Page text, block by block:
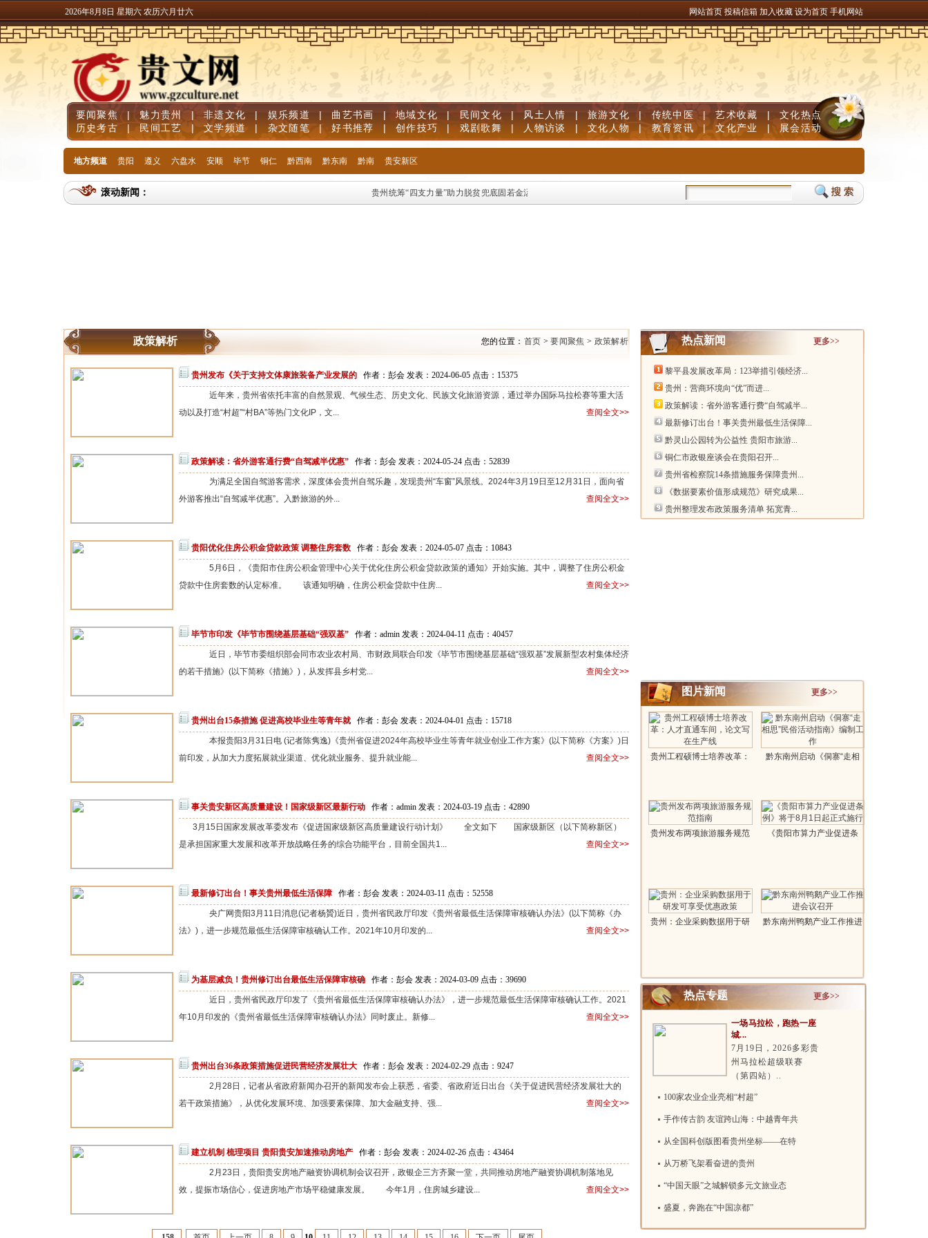
2026年8月8日 星期六 农历六月廿六 网站首页 投稿信箱 加入收藏 设为首页 手机网站
要闻聚焦 | 魅力贵州 | 非遗文化 | 娱乐频道 | 曲艺书画 | 地域文化 | 民间文化 | 风土人情 | 旅游文化 | 传统中医 | 艺术收藏 | 文化热点
历史考古
| 民间工艺 | 文学频道 | 杂文随笔 | 好书推荐 | 创作技巧 | 戏剧歌舞 | 人物访谈 | 文化人物 | 教育资讯 | 文化产业 | 展会活动
地方频道 贵阳 遵义 六盘水 安顺 毕节 铜仁 黔西南 黔东南 黔南 贵安新区
滚动新闻： 贵州统筹“四支力量”助力脱贫兜底固若金汤 播种面积超1150万亩 贵州夏粮生产稳中提质 “江南煤都”超千辆电动重卡穿梭运煤 一场马拉松，跑热一座城
政策解析 您的位置： 首页 >要闻聚焦 > 政策解析
贵州发布《关于支持文体康旅装备产业发展的 作者：彭会 发表：2024-06-05 点击： 15375
近年来，贵州省依托丰富的自然景观、气候生态、历史文化、民族文化旅游资源，通过举办国际马拉松赛等重大活
动以及打造“村超”“村BA”等热门文化IP，文...
查阅全文>>
政策解读：省外游客通行费“自驾减半优惠” 作者：彭会 发表：2024-05-24 点击： 52839
为满足全国自驾游客需求，深度体会贵州自驾乐趣，发现贵州“车窗”风景线。2024年3月19日至12月31日，面向省
外游客推出“自驾减半优惠”。入黔旅游的外...
查阅全文>>
贵阳优化住房公积金贷款政策 调整住房套数 作者：彭会 发表：2024-05-07 点击： 10843
5月6日，《贵阳市住房公积金管理中心关于优化住房公积金贷款政策的通知》开始实施。其中，调整了住房公积金
贷款中住房套数的认定标准。 该通知明确，住房公积金贷款中住房...
查阅全文>>
毕节市印发《毕节市围绕基层基础“强双基” 作者：admin 发表：2024-04-11 点击： 40457
近日，毕节市委组织部会同市农业农村局、市财政局联合印发《毕节市围绕基层基础“强双基”发展新型农村集体经济
的若干措施》(以下简称《措施》)，从发挥县乡村党...
查阅全文>>
贵州出台15条措施 促进高校毕业生等青年就 作者：彭会 发表：2024-04-01 点击： 15718
本报贵阳3月31日电 (记者陈隽逸)《贵州省促进2024年高校毕业生等青年就业创业工作方案》(以下简称《方案》)日
前印发，从加大力度拓展就业渠道、优化就业服务、提升就业能...
查阅全文>>
事关贵安新区高质量建设！国家级新区最新行动 作者：admin 发表：2024-03-19 点击： 42890
3月15日国家发展改革委发布《促进国家级新区高质量建设行动计划》 全文如下 国家级新区（以下简称新区）
是承担国家重大发展和改革开放战略任务的综合功能平台，目前全国共1...
查阅全文>>
最新修订出台！事关贵州最低生活保障 作者：彭会 发表：2024-03-11 点击： 52558
央广网贵阳3月11日消息(记者杨贇)近日，贵州省民政厅印发《贵州省最低生活保障审核确认办法》(以下简称《办
法》)，进一步规范最低生活保障审核确认工作。2021年10月印发的...
查阅全文>>
为基层减负！贵州修订出台最低生活保障审核确 作者：彭会 发表：2024-03-09 点击： 39690
近日，贵州省民政厅印发了《贵州省最低生活保障审核确认办法》，进一步规范最低生活保障审核确认工作。2021
年10月印发的《贵州省最低生活保障审核确认办法》同时废止。新修...
查阅全文>>
贵州出台36条政策措施促进民营经济发展壮大 作者：彭会 发表：2024-02-29 点击： 9247
2月28日，记者从省政府新闻办召开的新闻发布会上获悉，省委、省政府近日出台《关于促进民营经济发展壮大的
若干政策措施》，从优化发展环境、加强要素保障、加大金融支持、强...
查阅全文>>
建立机制 梳理项目 贵阳贵安加速推动房地产 作者：彭会 发表：2024-02-26 点击： 43464
2月23日，贵阳贵安房地产融资协调机制会议召开，政银企三方齐聚一堂，共同推动房地产融资协调机制落地见
效，提振市场信心，促进房地产市场平稳健康发展。 今年1月，住房城乡建设...
查阅全文>>
热点新闻 更多>>
黎平县发展改革局：123举措引领经济...
贵州：营商环境向“优”而进...
政策解读：省外游客通行费“自驾减半...
最新修订出台！事关贵州最低生活保障...
黔灵山公园转为公益性 贵阳市旅游...
铜仁市政银座谈会在贵阳召开...
贵州省检察院14条措施服务保障贵州...
《数据要素价值形成规范》研究成果...
贵州整理发布政策服务清单 拓宽青...
图片新闻 更多>>
贵州工程硕博士培养改革：
黔东南州启动《侗寨“走相
贵州发布两项旅游服务规范
《贵阳市算力产业促进条
贵州：企业采购数据用于研
黔东南州鸭鹅产业工作推进
热点专题 更多>>
一场马拉松，跑热一座
城...
7月19日，2026多彩贵
州马拉松超级联赛
（第四站）..
100家农业企业亮相“村超”
手作传古韵 友谊跨山海：中越青年共
从全国科创版图看贵州坐标——在特
从万桥飞架看奋进的贵州
“中国天眼”之城解锁多元文旅业态
盛夏，奔跑在“中国凉都”